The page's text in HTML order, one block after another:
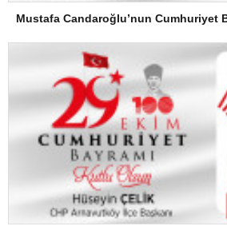
Mustafa Candaroğlu’nun Cumhuriyet